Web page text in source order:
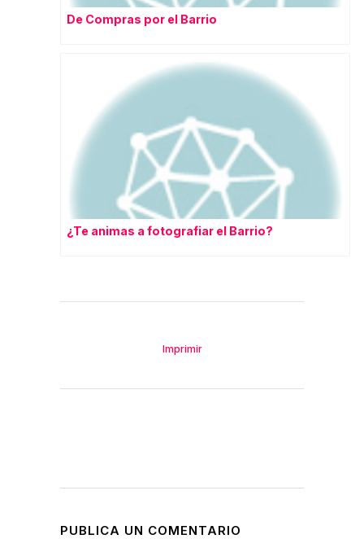
De Compras por el Barrio
¿Te animas a fotografiar el Barrio?
Imprimir
PUBLICA UN COMENTARIO